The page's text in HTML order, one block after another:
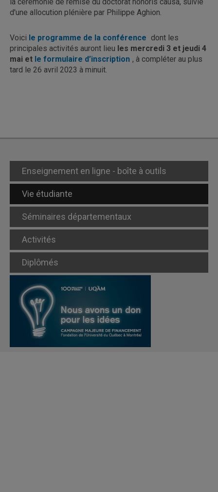
la cérémonie de remise du doctorat honoris causa, suivie
d'une allocution plénière par Philippe Aghion.
Voici le programme de la conférence dont les
principales activités auront lieu les mercredi 3 et jeudi 4
mai et le formulaire d’inscription , à compléter au plus
tard le 26 avril 2023 à minuit.
Enseignement en ligne - boîte à outils
Vie étudiante
Séminaires départementaux
Activités
Diplômés